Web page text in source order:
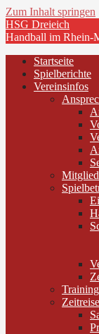
Zum Inhalt springen
HSG Dreieich
Handball im Rhein-
Startseite
Spielberichte
Vereinsinfos
Zeitreise